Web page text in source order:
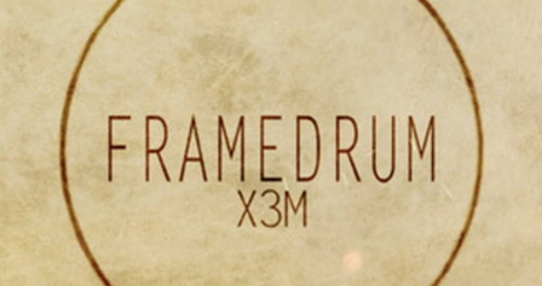
パーカッション
キーボード 電子ピアノ
管楽器